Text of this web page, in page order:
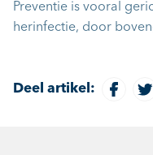
Preventie is vooral
herinfectie, door
Deel artikel: